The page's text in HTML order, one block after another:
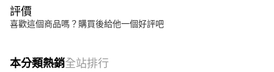
評價
喜歡這個商品嗎？購買後給他一個好評吧
本分類熱銷全站排行